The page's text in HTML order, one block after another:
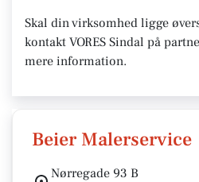
Skal din virksomhed ligge
kontakt VORES Sindal på
mere information.
Beier Malerservice
Nørregade 93 B